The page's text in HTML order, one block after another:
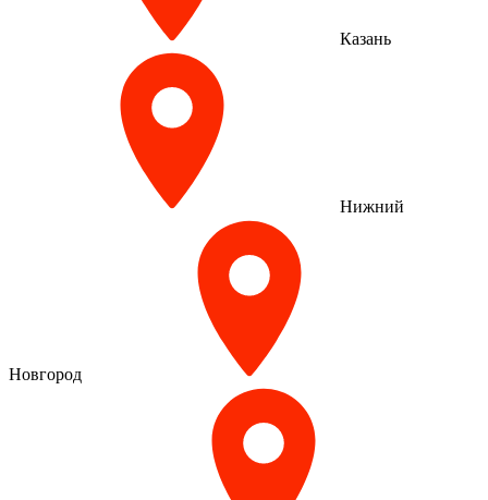
Казань
Нижний
Новгород